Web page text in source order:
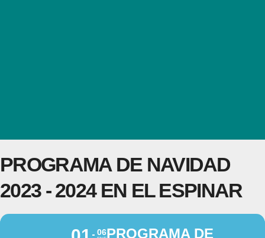
PROGRAMA DE NAVIDAD
2023 - 2024 EN EL ESPINAR
06PROGRAMA DE